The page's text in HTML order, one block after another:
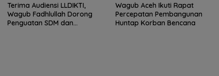
Terima Audiensi LLDIKTI,
Wagub Fadhlullah Dorong
Penguatan SDM dan
Wagub Aceh Ikuti Rapat
Percepatan Pembangunan
Huntap Korban Bencana